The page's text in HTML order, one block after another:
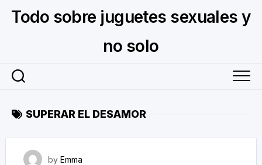
Todo sobre juguetes sexuales y
no solo
SUPERAR EL DESAMOR
by Emma